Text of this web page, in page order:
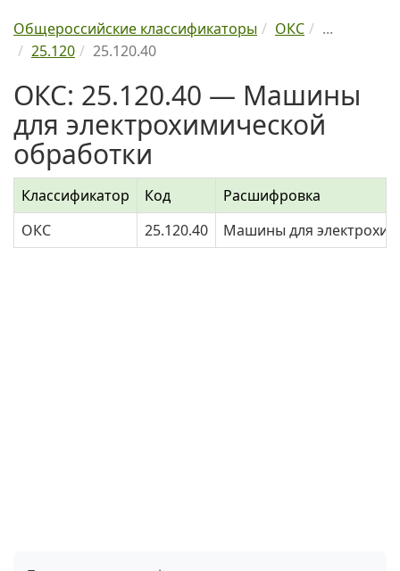
Общероссийские классификаторы ОКС
...
25.120
25.120.40
ОКС: 25.120.40 — Машины
для электрохимической
обработки
Классификатор Код
Расшифровка
ОКС
25.120.40 Машины для